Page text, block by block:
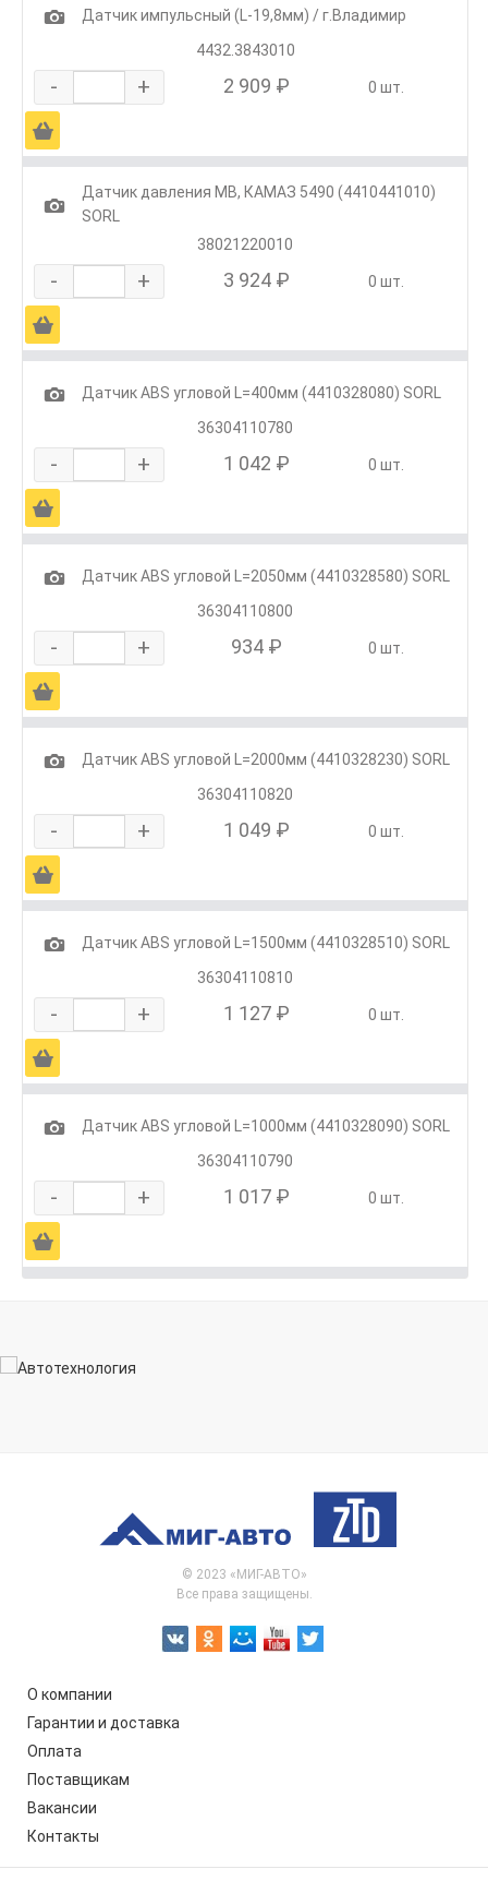
1
Датчик импульсный (L-19,8мм) / г.Владимир
4432.3843010
- + 2 909 ₽ 0 шт.
Ä
1
Датчик давления MB, КАМАЗ 5490 (4410441010)
SORL
38021220010
- + 3 924 ₽ 0 шт.
Ä
1
Датчик ABS угловой L=400мм (4410328080) SORL
36304110780
- + 1 042 ₽ 0 шт.
Ä
1
Датчик ABS угловой L=2050мм (4410328580) SORL
36304110800
- + 934 ₽ 0 шт.
Ä
1
Датчик ABS угловой L=2000мм (4410328230) SORL
36304110820
- + 1 049 ₽ 0 шт.
Ä
1
Датчик ABS угловой L=1500мм (4410328510) SORL
36304110810
- + 1 127 ₽ 0 шт.
Ä
1
Датчик ABS угловой L=1000мм (4410328090) SORL
36304110790
- + 1 017 ₽ 0 шт.
Ä
© 2023 «МИГ-АВТО»
Все права защищены.
О компании
Гарантии и доставка
Оплата
Поставщикам
Вакансии
Контакты